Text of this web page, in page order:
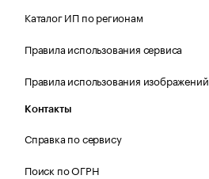
Каталог ИП по регионам
Правила использования сервиса
Правила использования изображений
Контакты
Справка по сервису
Поиск по ОГРН